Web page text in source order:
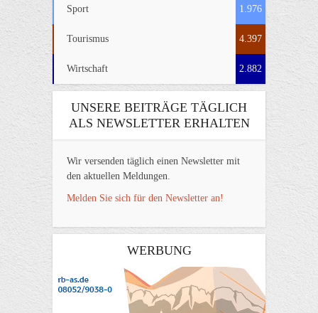
Sport 1.976
Tourismus 4.397
Wirtschaft 2.882
UNSERE BEITRÄGE TÄGLICH
ALS NEWSLETTER ERHALTEN
Wir versenden täglich einen Newsletter mit
den aktuellen Meldungen.
Melden Sie sich für den Newsletter an!
WERBUNG